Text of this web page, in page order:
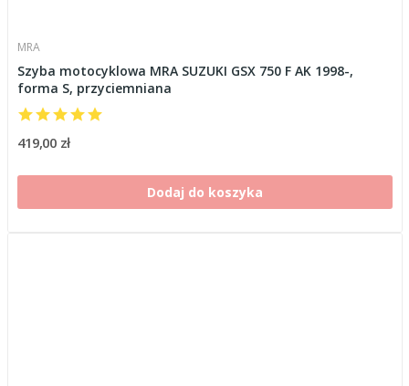
MRA
Szyba motocyklowa MRA SUZUKI GSX 750 F AK 1998-,
forma S, przyciemniana
419,00 zł
Dodaj do koszyka